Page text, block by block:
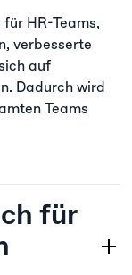
HR-Teams,
verbesserte
auf
Dadurch wird
Teams
für